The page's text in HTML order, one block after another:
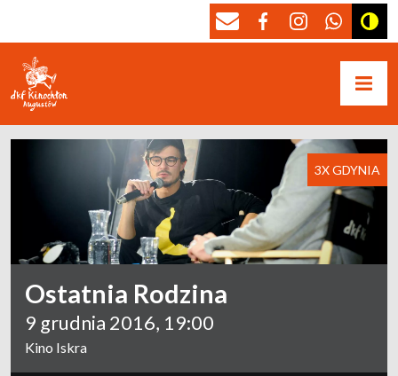
Ostatnia Rodzina
9 grudnia 2016, 19:00
Kino Iskra
3X GDYNIA